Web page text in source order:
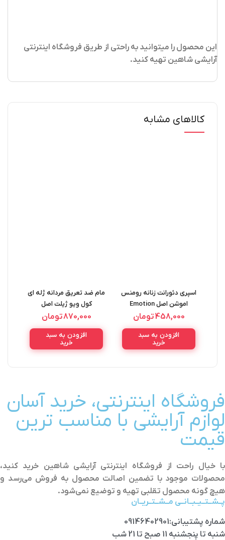
این محصول را میتوانید به راحتی از طریق فروشگاه اینترنتی
آرایشی شاهین تهیه کنید.
کالاهای مشابه
اسپری دئورانت زنانه رومنس
اموشن اصل Emotion
Romance Deorant Spray
150ML
458,000تومان
افزودن به سبد
خرید
مام ضد تعریق مردانه ژله ای
کول ویو ژیلت اصل
GILLETTE
ANTIPERSPIRANT GEL
COOL WAVE 70ML
870,000تومان
افزودن به سبد
خرید
فروشگاه اینترنتی، خرید آسان
لوازم آرایشی با مناسب ترین
قیمت
با خیال راحت از فروشگاه اینترنتی آرایشی شاهین خرید کنید،
محصولات موجود با تضمین اصالت محصول به فروش می‌رسد و
هیچ گونه محصول تقلبی تهیه و توضیع نمی‌شود.
پــشــتــیــبــانــی مــشــتــریــان
شماره پشتیبانی:09146402901
شنبه تا پنجشنبه 11 صبح تا 21 شب